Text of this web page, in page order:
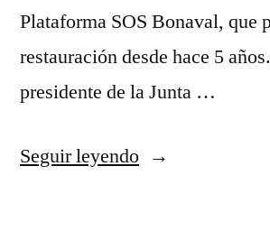
Plataforma SOS Bonaval, que
restauración desde hace 5
presidente de la Junta …
Seguir leyendo«Lecturas